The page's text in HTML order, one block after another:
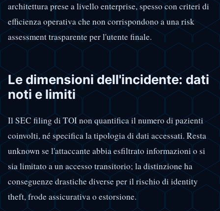
architettura prese a livello enterprise, spesso con criteri di
efficienza operativa che non corrispondono a una risk
assessment trasparente per l'utente finale.
Le dimensioni dell'incidente: dati
noti e limiti
Il SEC filing di TOI non quantifica il numero di pazienti
coinvolti, né specifica la tipologia di dati accessati. Resta
unknown se l'attaccante abbia esfiltrato informazioni o si
sia limitato a un accesso transitorio; la distinzione ha
conseguenze drastiche diverse per il rischio di identity
theft, frode assicurativa o estorsione.